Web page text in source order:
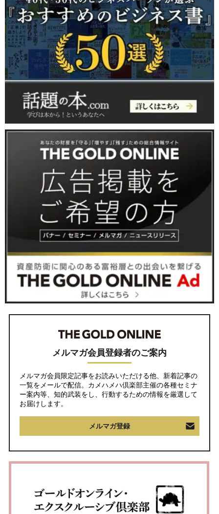
メルマガ会員登録者のご案内
メルマガ会員限定記事をお読みいただける他、新着記事の
一覧をメールで配信。カメハメハ倶楽部主催の各種セミナ
ー案内等、知的武装をし、行動するための情報を厳選して
お届けします。
メルマガ登録